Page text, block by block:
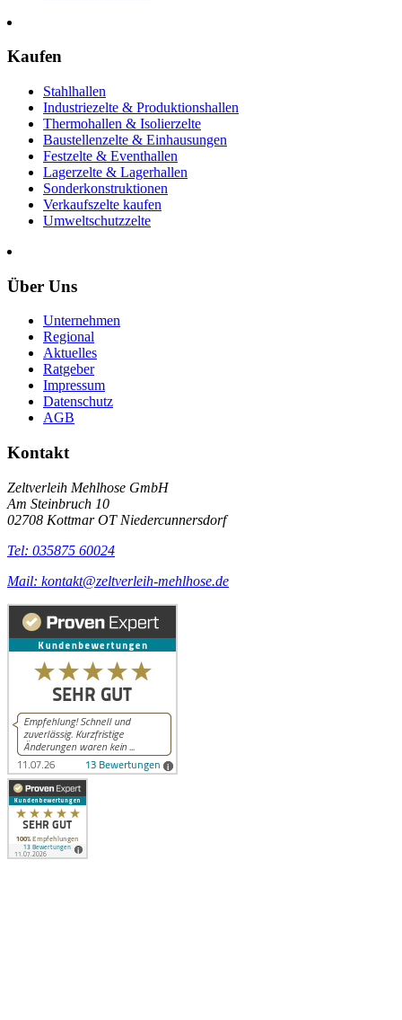
Kaufen
Stahlhallen
Industriezelte & Produktionshallen
Thermohallen & Isolierzelte
Baustellenzelte & Einhausungen
Festzelte & Eventhallen
Lagerzelte & Lagerhallen
Sonderkonstruktionen
Verkaufszelte kaufen
Umweltschutzzelte
Über Uns
Unternehmen
Regional
Aktuelles
Ratgeber
Impressum
Datenschutz
AGB
Kontakt
Zeltverleih Mehlhose GmbH
Am Steinbruch 10
02708 Kottmar OT Niedercunnersdorf
Tel: 035875 60024
Mail: kontakt@zeltverleih-mehlhose.de